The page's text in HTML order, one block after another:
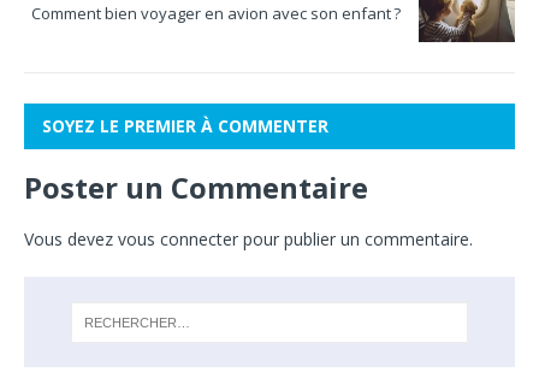
Comment bien voyager en avion avec son enfant ?
SOYEZ LE PREMIER À COMMENTER
Poster un Commentaire
Vous devez vous connecter pour publier un commentaire.